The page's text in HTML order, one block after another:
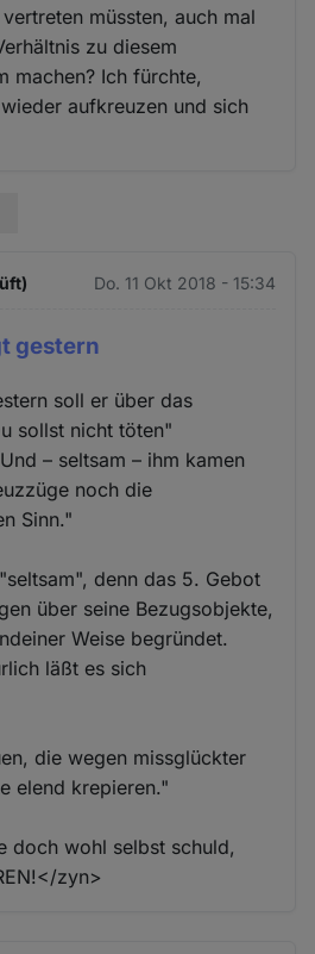
müssten, auch mal
zu diesem
machen? Ich fürchte,
aufkreuzen und sich
Do. 11 Okt 2018 - 15:34
gestern
soll er über das
sollst nicht töten"
– seltsam – ihm kamen
noch die
Sinn."
denn das 5. Gebot
über seine Bezugsobjekte,
Weise begründet.
läßt es sich
die wegen missglückter
elend krepieren."
doch wohl selbst schuld,
zyn>